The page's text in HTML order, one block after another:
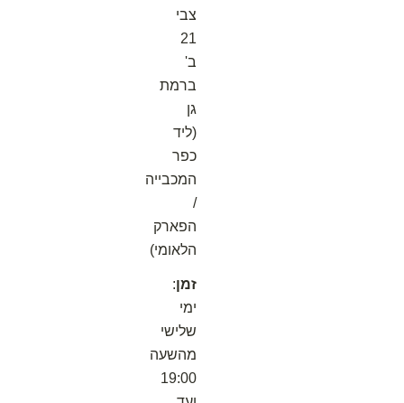
צבי
21
ב'
ברמת
גן
(ליד
כפר
המכבייה
/
הפארק
הלאומי)
זמן:
ימי
שלישי
מהשעה
19:00